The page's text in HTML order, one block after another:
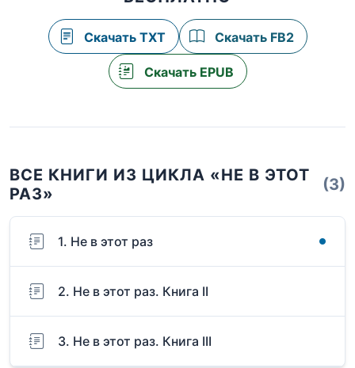
Скачать TXT Скачать FB2
Скачать EPUB
ВСЕ КНИГИ ИЗ ЦИКЛА «НЕ В ЭТОТ
РАЗ»
(3)
1. Не в этот раз
2. Не в этот раз. Книга II
3. Не в этот раз. Книга III